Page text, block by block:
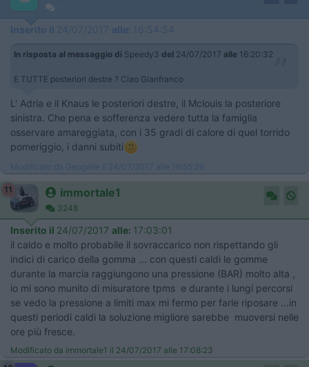
Inserito il 24/07/2017 alle: 16:54:54
In risposta al messaggio di Speedy3 del 24/07/2017 alle 16:20:32
E TUTTE posteriori destre ? Ciao Gianfranco
L' Adria e il Knaus le posteriori destre, il Mclouis la posteriore
sinistra. Che pena e sofferenza vedere tutta la famiglia
osservare amareggiata, con i 35 gradi di calore di quel torrido
pomeriggio, i danni subiti
Modificato da Geogalle il 24/07/2017 alle 16:55:26
11 immortale1
3248
Inserito il 24/07/2017 alle: 17:03:01
il caldo e molto probabile il sovraccarico non rispettando gli
indici di carico della gomma ... con questi caldi le gomme
durante la marcia raggiungono una pressione (BAR) molto alta ,
io mi sono munito di misuratore tpms e durante i lungi percorsi
se vedo la pressione a limiti max mi fermo per farle riposare ...in
questi periodi caldi la soluzione migliore sarebbe muoversi nelle
ore più fresce.
Modificato da immortale1 il 24/07/2017 alle 17:08:23